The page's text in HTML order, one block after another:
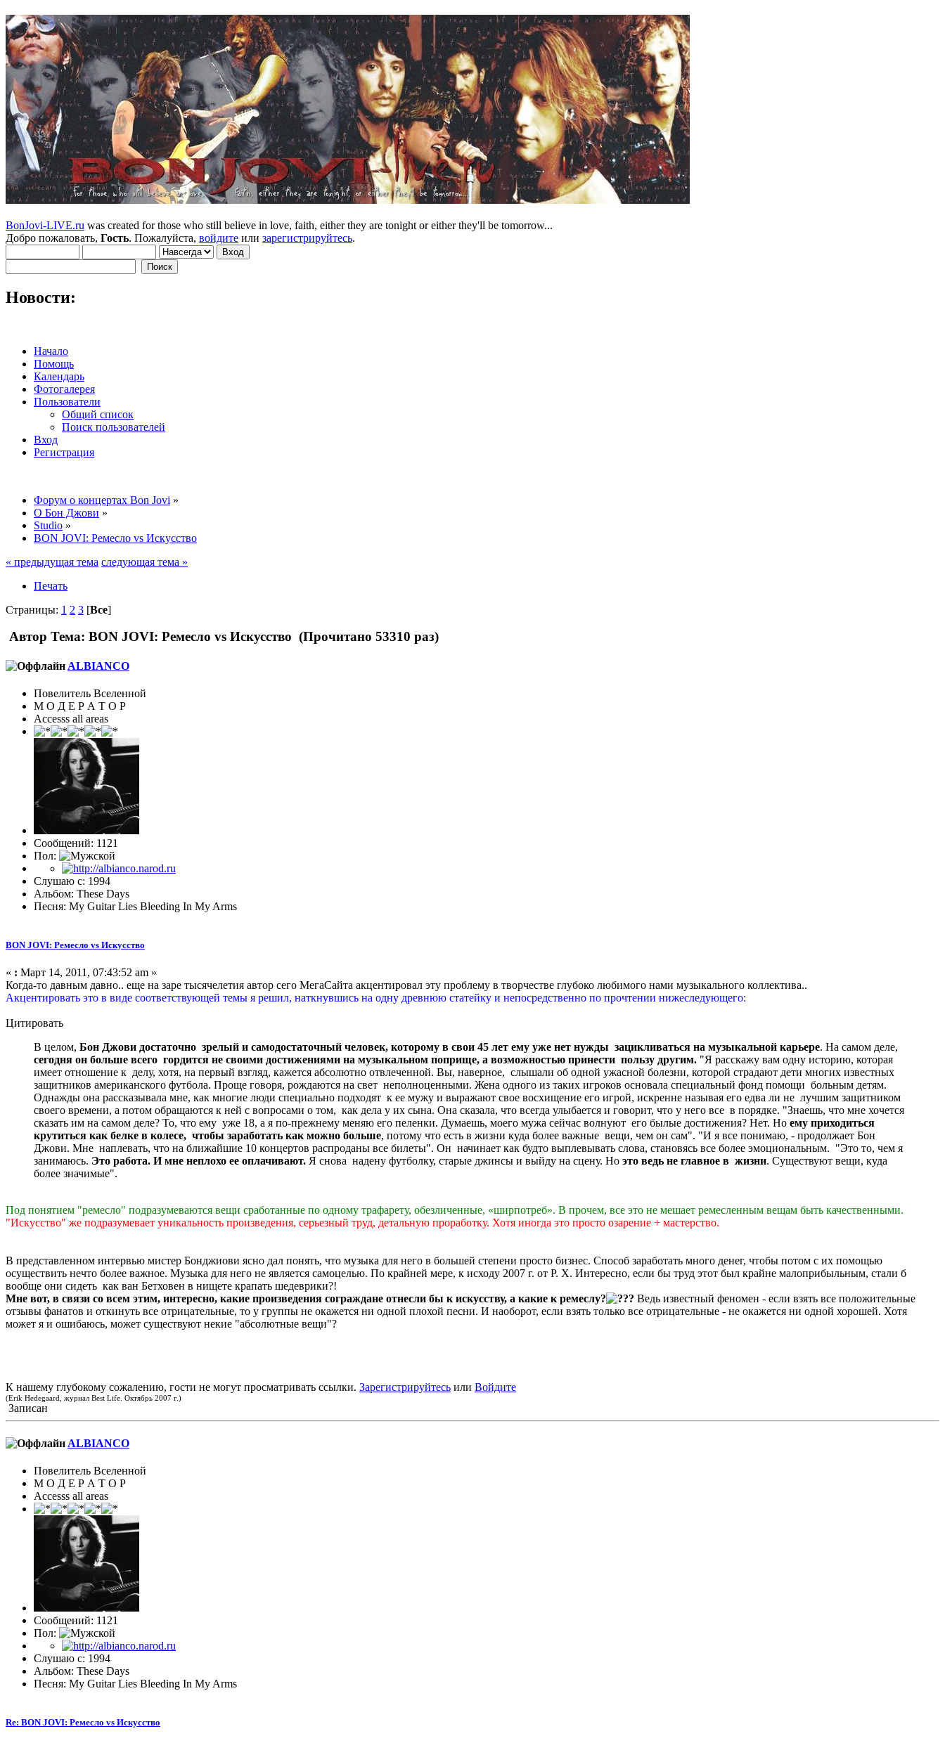
BonJovi-LIVE.ru was created for those who still believe in love, faith, either they are tonight or either they'll be tomorrow...
Добро пожаловать, Гость. Пожалуйста, войдите или зарегистрируйтесь.
Новости:
Начало
Помощь
Календарь
Фотогалерея
Пользователи
Общий список
Поиск пользователей
Вход
Регистрация
Форум о концертах Bon Jovi »
О Бон Джови »
Studio »
BON JOVI: Ремесло vs Искусство
« предыдущая тема следующая тема »
Печать
Страницы: 1 2 3 [Все]
Автор Тема: BON JOVI: Ремесло vs Искусство (Прочитано 53310 раз)
ALBIANCO
Повелитель Вселенной
М О Д Е Р А Т О Р
Accesss all areas
Сообщений: 1121
Пол:
Слушаю с: 1994
Альбом: These Days
Песня: My Guitar Lies Bleeding In My Arms
BON JOVI: Ремесло vs Искусство
« : Март 14, 2011, 07:43:52 am »
Когда-то давным давно.. еще на заре тысячелетия автор сего МегаСайта акцентировал эту проблему в творчестве глубоко любимого нами музыкального коллектива..
Акцентировать это в виде соответствующей темы я решил, наткнувшись на одну древнюю статейку и непосредственно по прочтении нижеследующего:
Цитировать
В целом, Бон Джови достаточно зрелый и самодостаточный человек, которому в свои 45 лет ему уже нет нужды зацикливаться на музыкальной карьере. На самом деле,
сегодня он больше всего гордится не своими достижениями на музыкальном поприще, а возможностью принести пользу другим. "Я расскажу вам одну историю, которая
имеет отношение к делу, хотя, на первый взгляд, кажется абсолютно отвлеченной. Вы, наверное, слышали об одной ужасной болезни, которой страдают дети многих известных
защитников американского футбола. Проще говоря, рождаются на свет неполноценными. Жена одного из таких игроков основала специальный фонд помощи больным детям.
Однажды она рассказывала мне, как многие люди специально подходят к ее мужу и выражают свое восхищение его игрой, искренне называя его едва ли не лучшим защитником
своего времени, а потом обращаются к ней с вопросами о том, как дела у их сына. Она сказала, что всегда улыбается и говорит, что у него все в порядке. "Знаешь, что мне хочется
сказать им на самом деле? То, что ему уже 18, а я по-прежнему меняю его пеленки. Думаешь, моего мужа сейчас волнуют его былые достижения? Нет. Но ему приходиться
крутиться как белке в колесе, чтобы заработать как можно больше, потому что есть в жизни куда более важные вещи, чем он сам". "И я все понимаю, - продолжает Бон
Джови. Мне наплевать, что на ближайшие 10 концертов распроданы все билеты". Он начинает как будто выплевывать слова, становясь все более эмоциональным. "Это то, чем я
занимаюсь. Это работа. И мне неплохо ее оплачивают. Я снова надену футболку, старые джинсы и выйду на сцену. Но это ведь не главное в жизни. Существуют вещи, куда
более значимые".
Под понятием "ремесло" подразумеваются вещи сработанные по одному трафарету, обезличенные, «ширпотреб». В прочем, все это не мешает ремесленным вещам быть качественными.
"Искусство" же подразумевает уникальность произведения, серьезный труд, детальную проработку. Хотя иногда это просто озарение + мастерство.
В представленном интервью мистер Бонджиови ясно дал понять, что музыка для него в большей степени просто бизнес. Способ заработать много денег, чтобы потом с их помощью
осуществить нечто более важное. Музыка для него не является самоцелью. По крайней мере, к исходу 2007 г. от Р. Х. Интересно, если бы труд этот был крайне малоприбыльным, стали б
вообще они сидеть как ван Бетховен в нищете крапать шедеврики?!
Мне вот, в связи со всем этим, интересно, какие произведения сограждане отнесли бы к искусству, а какие к ремеслу?
Ведь известный феномен - если взять все положительные
отзывы фанатов и откинуть все отрицательные, то у группы не окажется ни одной плохой песни. И наоборот, если взять только все отрицательные - не окажется ни одной хорошей. Хотя
может я и ошибаюсь, может существуют некие "абсолютные вещи"?
К нашему глубокому сожалению, гости не могут просматривать ссылки. Зарегистрируйтесь или Войдите
(Erik Hedegaard, журнал Best Life. Октябрь 2007 г.)
Записан
ALBIANCO
Повелитель Вселенной
М О Д Е Р А Т О Р
Accesss all areas
Сообщений: 1121
Пол:
Слушаю с: 1994
Альбом: These Days
Песня: My Guitar Lies Bleeding In My Arms
Re: BON JOVI: Ремесло vs Искусство